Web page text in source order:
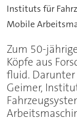
Instituts für
Mobile
Zum 50-
Köpfe aus
fluid. Darunter
Geimer,